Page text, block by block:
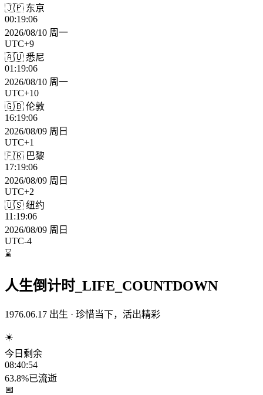
🇯🇵 东京
00:19:08
2026/08/10 周一
UTC+9
🇦🇺 悉尼
01:19:08
2026/08/10 周一
UTC+10
🇬🇧 伦敦
16:19:08
2026/08/09 周日
UTC+1
🇫🇷 巴黎
17:19:08
2026/08/09 周日
UTC+2
🇺🇸 纽约
11:19:08
2026/08/09 周日
UTC-4
⌛
人生倒计时 _LIFE_COUNTDOWN
1976.06.17 出生 · 珍惜当下，活出精彩
☀️
今日剩余
08:40:52
63.8%已流逝
📅